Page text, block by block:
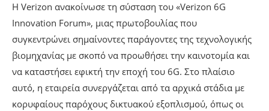
Η Verizon ανακοίνωσε τη σύσταση του «Verizon 6G
Innovation Forum», μιας πρωτοβουλίας που
συγκεντρώνει σημαίνοντες παράγοντες της τεχνολογικής
βιομηχανίας με σκοπό να προωθήσει την καινοτομία και
να καταστήσει εφικτή την εποχή του 6G. Στο πλαίσιο
αυτό, η εταιρεία συνεργάζεται από τα αρχικά στάδια με
κορυφαίους παρόχους δικτυακού εξοπλισμού, όπως οι